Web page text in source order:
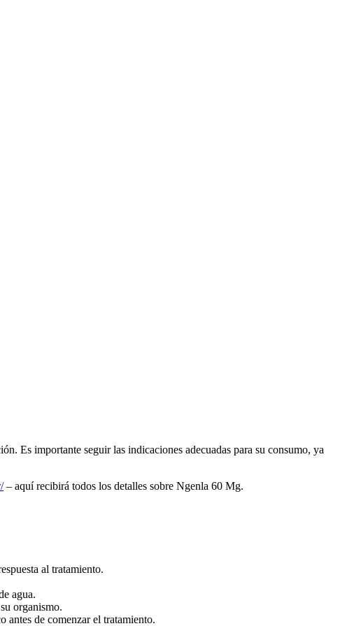
Es importante seguir las indicaciones adecuadas para su consumo, ya
– aquí recibirá todos los detalles sobre Ngenla 60 Mg.
al tratamiento.
agua.
organismo.
antes de comenzar el tratamiento.